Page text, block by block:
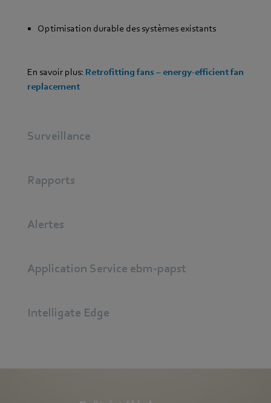
Optimisation durable des systèmes existants
En savoir plus: Retrofitting fans – energy-efficient fan
replacement
Surveillance
Rapports
Alertes
Application Service ebm‑papst
Intelligate Edge